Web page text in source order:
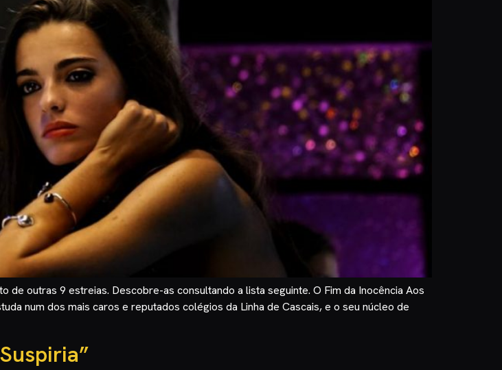
outras 9 estreias. Descobre-as consultando a lista seguinte. O Fim da Inocência Aos
num dos mais caros e reputados colégios da Linha de Cascais, e o seu núcleo de